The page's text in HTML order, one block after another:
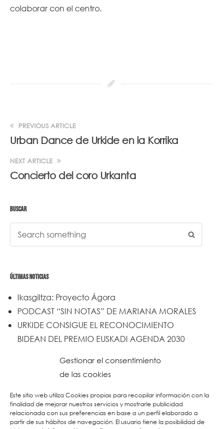
Gestionar el consentimiento
de las cookies
Este sitio web utiliza Cookies propias para recopilar información con la
finalidad de mejorar nuestros servicios y mostrarle publicidad
relacionada con sus preferencias en base a un perfil elaborado a
partir de sus hábitos de navegación. El usuario tiene la posibilidad de
colaborar con el centro.
PREVIOUS ARTICLE
Urban Dance de Urkide en la Korrika
NEXT ARTICLE
Concierto del coro Urkanta
BUSCAR
ÚLTIMAS NOTICIAS
Ikasgiltza: Proyecto Ágora
PODCAST “SIN NOTAS” DE MARIANA MORALES
URKIDE CONSIGUE EL RECONOCIMIENTO
BIDEAN DEL PREMIO EUSKADI AGENDA 2030
Urkide en Cadena SER